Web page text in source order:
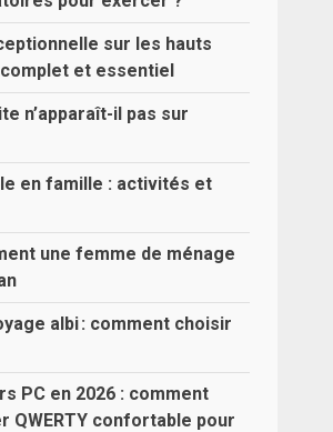
sur les hauts
et essentiel
n’apparaît-il pas sur
en famille : activités et
une femme de ménage
albi : comment choisir
PC en 2026 : comment
QWERTY confortable pour